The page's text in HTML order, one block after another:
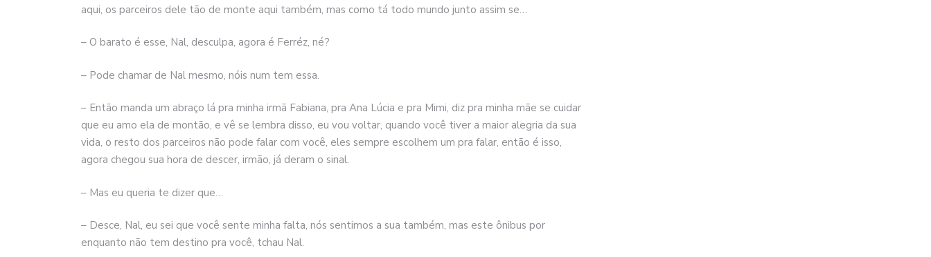
aqui, os parceiros dele tão de monte aqui também, mas como tá todo mundo junto assim se…
– O barato é esse, Nal, desculpa, agora é Ferréz, né?
– Pode chamar de Nal mesmo, nóis num tem essa.
– Então manda um abraço lá pra minha irmã Fabiana, pra Ana Lúcia e pra Mimi, diz pra minha mãe se cuidar
que eu amo ela de montão, e vê se lembra disso, eu vou voltar, quando você tiver a maior alegria da sua
vida, o resto dos parceiros não pode falar com você, eles sempre escolhem um pra falar, então é isso,
agora chegou sua hora de descer, irmão, já deram o sinal.
– Mas eu queria te dizer que…
– Desce, Nal, eu sei que você sente minha falta, nós sentimos a sua também, mas este ônibus por
enquanto não tem destino pra você, tchau Nal.